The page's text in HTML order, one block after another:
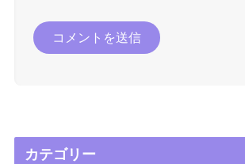
カテゴリー